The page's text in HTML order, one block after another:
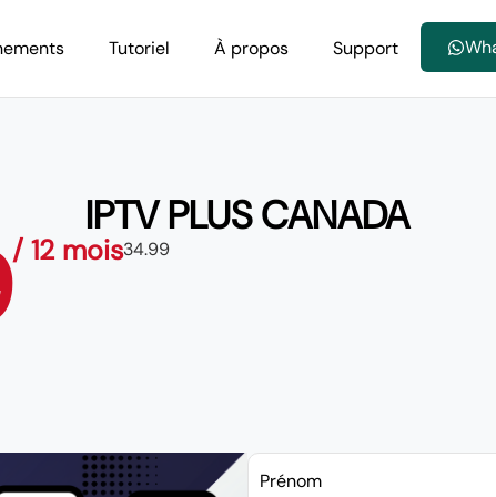
Tutoriel À propos Support
IPTV PLUS CANADA
/ 12 mois34.99
Prénom